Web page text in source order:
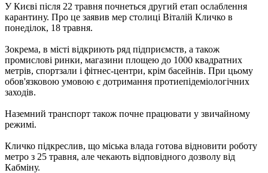
У Києві після 22 травня почнеться другий етап ослаблення
карантину. Про це заявив мер столиці Віталій Кличко в
понеділок, 18 травня.
Зокрема, в місті відкриють ряд підприємств, а також
промислові ринки, магазини площею до 1000 квадратних
метрів, спортзали і фітнес-центри, крім басейнів. При цьому
обов'язковою умовою є дотримання протиепідеміологічних
заходів.
Наземний транспорт також почне працювати у звичайному
режимі.
Кличко підкреслив, що міська влада готова відновити роботу
метро з 25 травня, але чекають відповідного дозволу від
Кабміну.